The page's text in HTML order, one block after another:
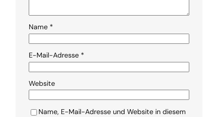
Name *
E-Mail-Adresse *
Website
Name, E-Mail-Adresse und Website in diesem